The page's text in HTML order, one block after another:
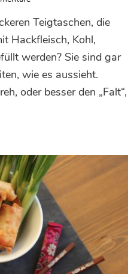
Japanische
Teigtaschen
Hackfleischfüllung
Teigtaschen, die
Hackfleisch, Kohl,
werden? Sie sind gar
wie es aussieht.
oder besser den „Falt“,